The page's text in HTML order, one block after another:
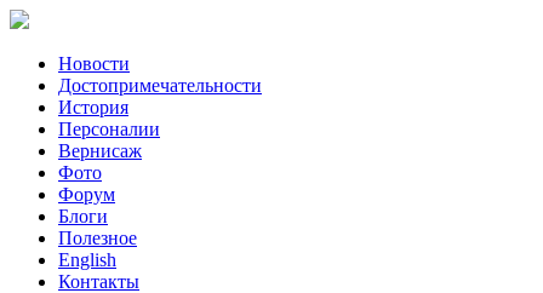
Новости
Достопримечательности
История
Персоналии
Вернисаж
Фото
Форум
Блоги
Полезное
English
Контакты